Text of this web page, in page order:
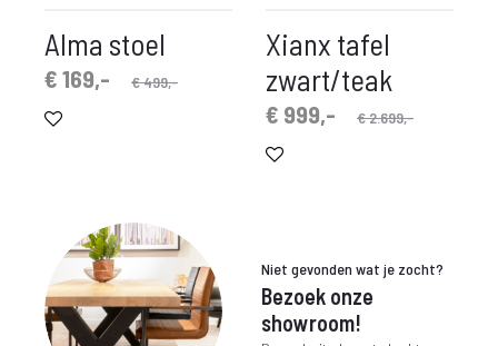
Alma stoel
€499,-
€169,-
prijs
Xianx tafel
zwart/teak
€2.699,-
Oorspronkelijke
€ 999,-
Huidige
prijs
Niet gevonden wat je zocht?
Bezoek onze
showroom!